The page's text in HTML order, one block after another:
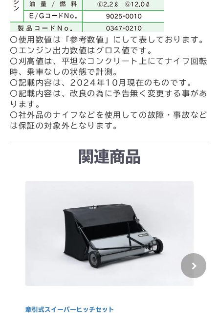
〇使用数値は「参考数値」にして表しております。
〇エンジン出力数値はグロス値です。
〇刈高値は、平坦なコンクリート上にてナイフ回転
時、乗車なしの状態で計測。
〇記載内容は、2024年10月現在のものです。
〇記載内容は、改良の為に予告無く変更する事があ
ります。
〇社外品のナイフなどを使用しての故障・事故など
は保証の対象外となります。
関連商品
牽引式スイーパーヒッチセット